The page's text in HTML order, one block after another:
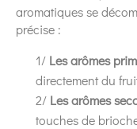
aromatiques se
précise :
1/ Les arômes
directement du
2/ Les arômes
touches de